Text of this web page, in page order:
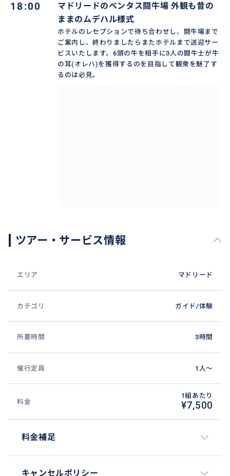
18:00
マドリードのベンタス闘牛場 外観も昔の
ままのムデハル様式
ホテルのレセプションで待ち合わせし、闘牛場まで
ご案内し、終わりましたらまたホテルまで送迎サー
ビスいたします。6頭の牛を相手に3人の闘牛士が牛
の耳(オレハ)を獲得するのを目指して観衆を魅了す
るのは必見。
ツアー・サービス情報
エリア マドリード
カテゴリ ガイド/体験
所要時間 3時間
催行定員 1人〜
料金
1組あたり
¥7,500
料金補足
キャンセルポリシー